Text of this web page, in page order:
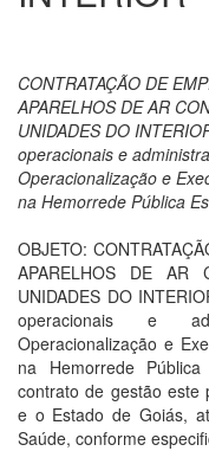
CONTRATAÇÃO DE
APARELHOS DE AR
UNIDADES DO
operacionais e
Operacionalização e
na Hemorrede Pública
OBJETO:
APARELHOS DE AR
UNIDADES DO
operacionais e
Operacionalização e
na Hemorrede
contrato de gestão este
e o Estado de Goiás,
Saúde, conforme